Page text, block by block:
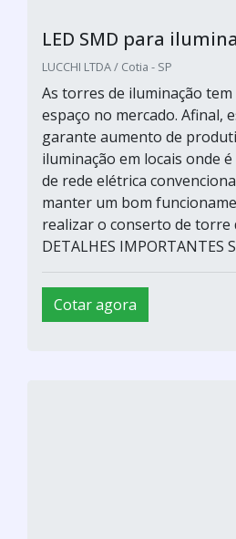
LED SMD para
LUCCHI LTDA / Cotia - SP
As torres de iluminação
espaço no mercado. Afinal,
garante aumento de
iluminação em locais onde
de rede elétrica
manter um bom
realizar o conserto de torre
DETALHES IMPORTANTES
Cotar agora